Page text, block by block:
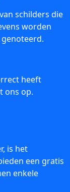
schilders die
worden
heeft
ons op.
is het
een gratis
enkele